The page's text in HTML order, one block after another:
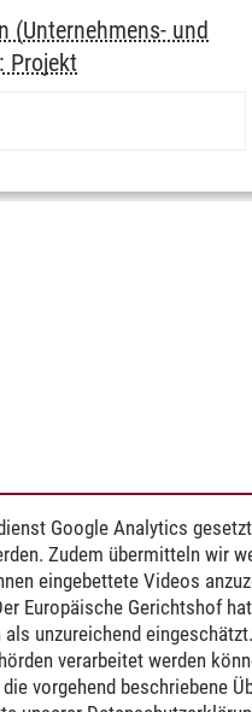
(Unternehmens- und
Projekt
Google Analytics
Zudem übermitteln wir
eingebettete Videos
Europäische Gerichtshof
unzureichend
verarbeitet werden
vorgehend beschriebene